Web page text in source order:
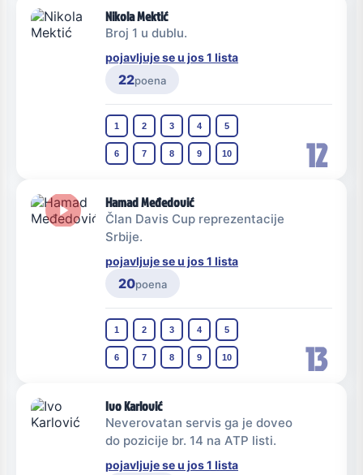
12
Nikola Mektić
Broj 1 u dublu.
pojavljuje se u jos 1 lista
22poena
1 2 3 4 5
6 7 8 9 10
13
Hamad Međedović
Član Davis Cup reprezentacije
Srbije.
pojavljuje se u jos 1 lista
20poena
1 2 3 4 5
6 7 8 9 10
Ivo Karlović
Neverovatan servis ga je doveo
do pozicije br. 14 na ATP listi.
pojavljuje se u jos 1 lista